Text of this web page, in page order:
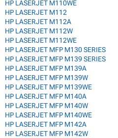
HP LASERJET M110WE
HP LASERJET M112
HP LASERJET M112A
HP LASERJET M112W
HP LASERJET M112WE
HP LASERJET MFP M130 SERIES
HP LASERJET MFP M139 SERIES
HP LASERJET MFP M139A
HP LASERJET MFP M139W
HP LASERJET MFP M139WE
HP LASERJET MFP M140A
HP LASERJET MFP M140W
HP LASERJET MFP M140WE
HP LASERJET MFP M142A
HP LASERJET MFP M142W